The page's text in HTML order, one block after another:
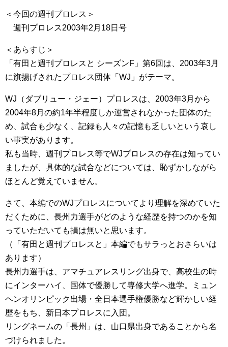
＜今回の週刊プロレス＞
週刊プロレス2003年2月18日号
＜あらすじ＞
「有田と週刊プロレスと シーズンF」第6回は、2003年3月
に旗揚げされたプロレス団体「WJ」がテーマ。
WJ（ダブリュー・ジェー）プロレスは、2003年3月から
2004年8月の約1年半程度しか運営されなかった団体のた
め、試合も少なく、記録も人々の記憶も乏しいという哀し
い事実があります。
私も当時、週刊プロレス等でWJプロレスの存在は知ってい
ましたが、具体的な試合などについては、恥ずかしながら
ほとんど覚えていません。
さて、本編でのWJプロレスについてより理解を深めていた
だくために、長州力選手がどのような経歴を持つのかを知
っていただいても損は無いと思います。
（「有田と週刊プロレスと」本編でもサラっとおさらいは
あります）
長州力選手は、アマチュアレスリング出身で、高校生の時
にインターハイ、国体で優勝して専修大学へ進学。ミュン
ヘンオリンピック出場・全日本選手権優勝など輝かしい経
歴をもち、新日本プロレスに入団。
リングネームの「長州」は、山口県出身であることから名
づけられました。